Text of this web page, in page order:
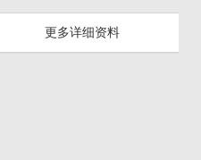
更多详细资料